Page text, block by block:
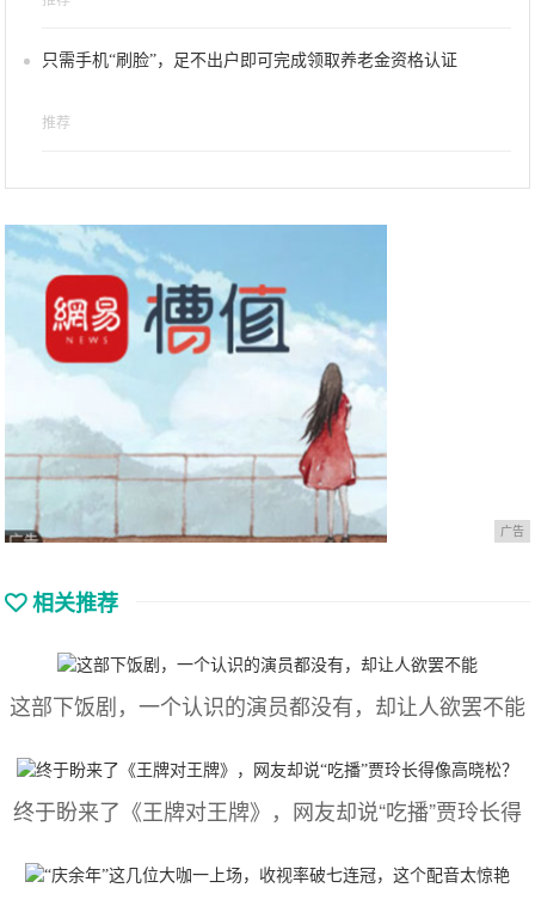
只需手机“刷脸”，足不出户即可完成领取养老金资格认证
推荐
广告
相关推荐
这部下饭剧，一个认识的演员都没有，却让人欲罢不能
终于盼来了《王牌对王牌》，网友却说“吃播”贾玲长得